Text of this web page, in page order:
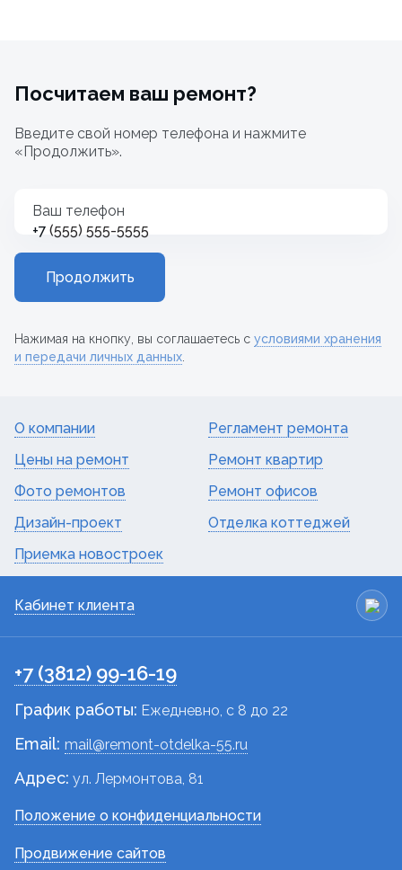
Посчитаем ваш ремонт?
Введите свой номер телефона и нажмите
«Продолжить».
Ваш телефон
+7
Продолжить
Нажимая на кнопку, вы соглашаетесь с условиями хранения
и передачи личных данных
О компании
Цены на ремонт
Фото ремонтов
Дизайн-проект
Приемка новостроек
Регламент ремонта
Ремонт квартир
Ремонт офисов
Отделка коттеджей
Кабинет клиента
+7 (3812) 99-16-19
График работы: Ежедневно, c 8 до 22
Email: mail@remont-otdelka-55.ru
Адрес: ул. Лермонтова, 81
Положение о конфиденциальности
Продвижение сайтов